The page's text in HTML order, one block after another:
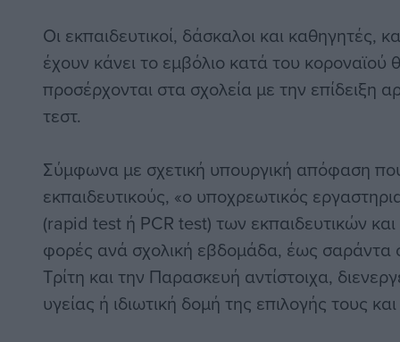
Οι εκπαιδευτικοί, δάσκαλοι και καθηγητές,
έχουν κάνει το εμβόλιο κατά του
προσέρχονται στα σχολεία με την επίδειξη
τεστ.
Σύμφωνα με σχετική υπουργική απόφαση που
εκπαιδευτικούς, «ο υποχρεωτικός
(rapid test ή PCR test) των εκπαιδευτικών
φορές ανά σχολική εβδομάδα, έως σαράντα
Τρίτη και την Παρασκευή αντίστοιχα,
υγείας ή ιδιωτική δομή της επιλογής τους